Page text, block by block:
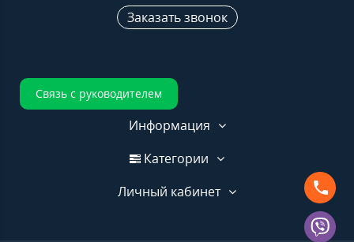
Заказать звонок
Связь с руководителем
Информация
Категории
Личный кабинет